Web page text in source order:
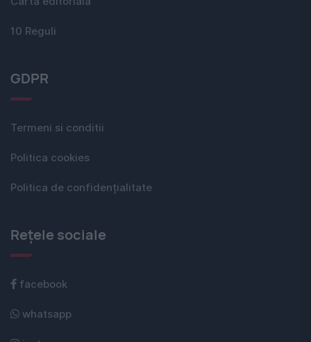
10 Reguli
GDPR
Termeni si conditii
Politica cookies
Politica de confidențialitate
Rețele sociale
facebook
whatsapp